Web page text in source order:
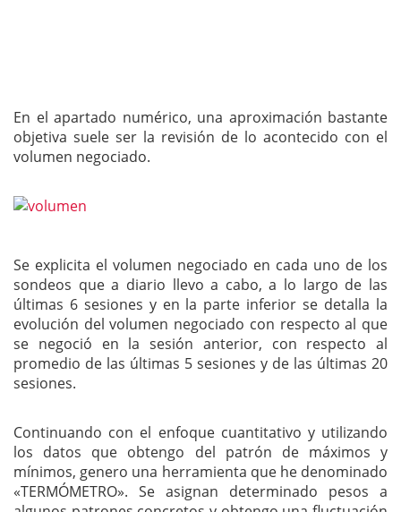
En el apartado numérico, una aproximación bastante
objetiva suele ser la revisión de lo acontecido con el
volumen negociado.
Se explicita el volumen negociado en cada uno de los
sondeos que a diario llevo a cabo, a lo largo de las
últimas 6 sesiones y en la parte inferior se detalla la
evolución del volumen negociado con respecto al que
se negoció en la sesión anterior, con respecto al
promedio de las últimas 5 sesiones y de las últimas 20
sesiones.
Continuando con el enfoque cuantitativo y utilizando
los datos que obtengo del patrón de máximos y
mínimos, genero una herramienta que he denominado
«TERMÓMETRO». Se asignan determinado pesos a